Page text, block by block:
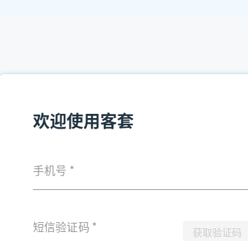
欢迎使用客套
手机号 *
短信验证码 * 获取验证码